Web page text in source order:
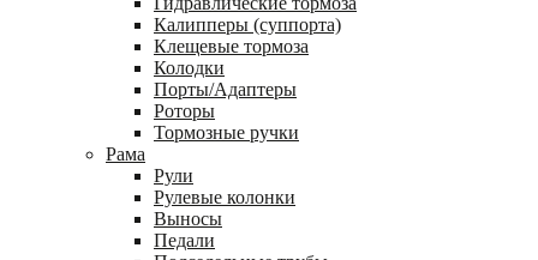
Калипперы (суппорта)
Клещевые тормоза
Колодки
Порты/Адаптеры
Роторы
Тормозные ручки
Рама
Рули
Рулевые колонки
Выносы
Педали